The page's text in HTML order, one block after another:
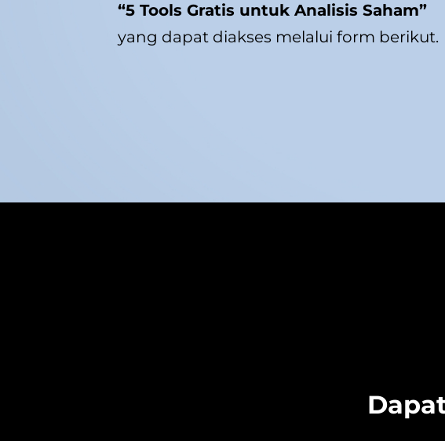
“5 Tools Gratis untuk Analisis Saham”
yang dapat diakses melalui form berikut.